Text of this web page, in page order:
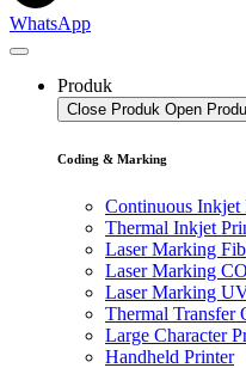
WhatsApp
Produk
Close Produk Open
Coding & Marking
Continuous Inkjet
Thermal Inkjet
Laser Marking
Laser Marking
Laser Marking
Thermal Transfer
Large Character
Handheld Printer